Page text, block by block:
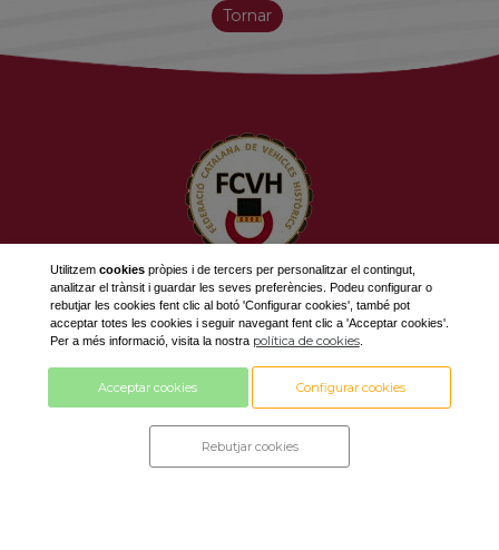
Tornar
623 534 916
689 308 868
fcvh@fcvh.cat
Horari: De Dilluns a Divendres de 9 a 13h
Utilitzem cookiespròpies i de tercers per personalitzar el contingut,
analitzar el trànsit i guardar les seves preferències. Podeu configurar o
rebutjar les cookies fent clic al botó 'Configurar cookies', també pot
acceptar totes les cookies i seguir navegant fent clic a 'Acceptar cookies'.
Per a més informació, visita la nostra política de cookies.
Acceptar cookies Configurar cookies
Rebutjar cookies